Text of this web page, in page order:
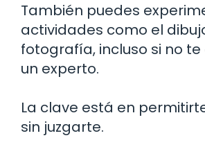
También puedes
actividades como el
fotografía, incluso si no
un experto.
La clave está en
sin juzgarte.